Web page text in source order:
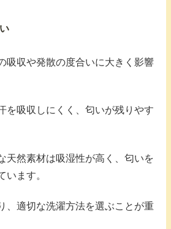
吸収や発散の度合いに大きく影響
を吸収しにくく、匂いが残りやす
天然素材は吸湿性が高く、匂いを
います。
、適切な洗濯方法を選ぶことが重